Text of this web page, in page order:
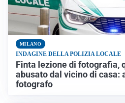
MILANO
INDAGINE DELLA POLIZIA LOCALE
Finta lezione di fotografia,
abusato dal vicino di casa:
fotografo